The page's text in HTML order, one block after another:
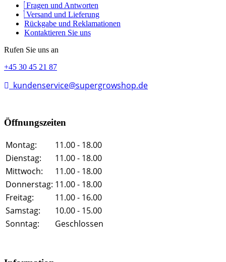
Fragen und Antworten
Versand und Lieferung
Rückgabe und Reklamationen
Kontaktieren Sie uns
Rufen Sie uns an
+45 30 45 21 87
kundenservice@supergrowshop.de
Öffnungszeiten
Montag:
11.00 - 18.00
Dienstag:
11.00 - 18.00
Mittwoch:
11.00 - 18.00
Donnerstag: 11.00 - 18.00
Freitag:
11.00 - 16.00
Samstag:
10.00 - 15.00
Sonntag:
Geschlossen